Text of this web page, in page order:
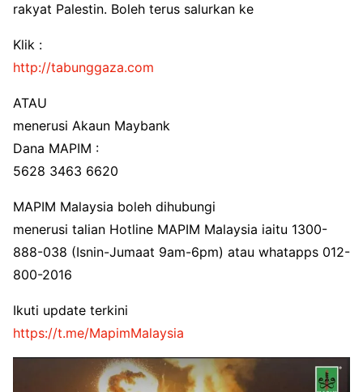
rakyat Palestin. Boleh terus salurkan ke
Klik :
http://tabunggaza.com
ATAU
menerusi Akaun Maybank
Dana MAPIM :
5628 3463 6620
MAPIM Malaysia boleh dihubungi
menerusi talian Hotline MAPIM Malaysia iaitu 1300-
888-038 (Isnin-Jumaat 9am-6pm) atau whatapps 012-
800-2016
Ikuti update terkini
https://t.me/MapimMalaysia